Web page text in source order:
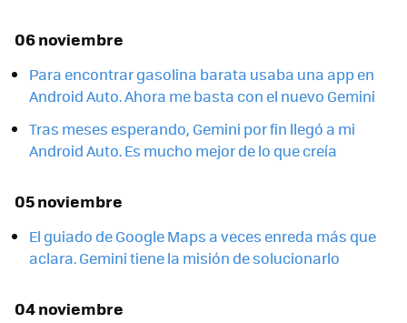
06 noviembre
Para encontrar gasolina barata usaba una app en
Android Auto. Ahora me basta con el nuevo Gemini
Tras meses esperando, Gemini por fin llegó a mi
Android Auto. Es mucho mejor de lo que creía
05 noviembre
El guiado de Google Maps a veces enreda más que
aclara. Gemini tiene la misión de solucionarlo
04 noviembre